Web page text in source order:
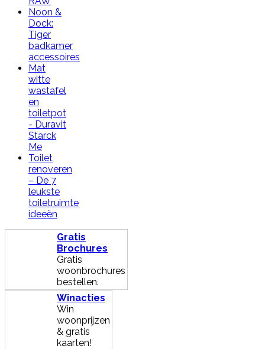
Noon &
Dock:
Tiger
badkamer
accessoires
Mat
witte
wastafel
en
toiletpot
- Duravit
Starck
Me
Toilet
renoveren
– De 7
leukste
toiletruimte
ideeën
Gratis
Brochures
Gratis
woonbrochures
bestellen.
Winacties
Win
woonprijzen
& gratis
kaarten!